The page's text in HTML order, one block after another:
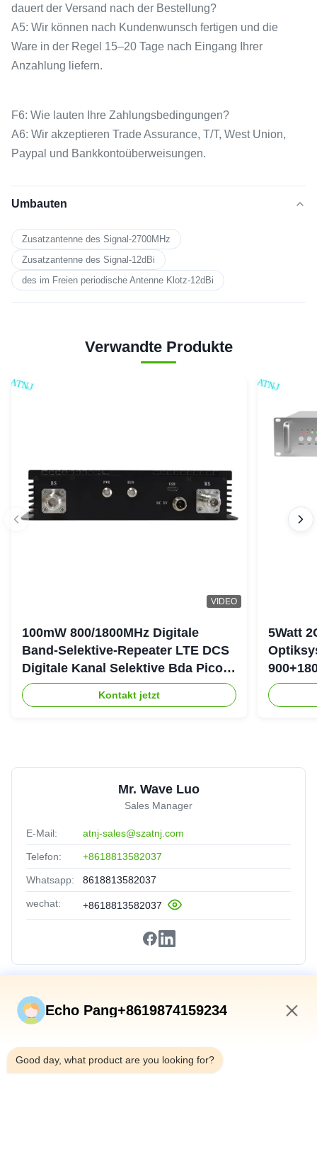
dauert der Versand nach der Bestellung?
A5: Wir können nach Kundenwunsch fertigen und die
Ware in der Regel 15–20 Tage nach Eingang Ihrer
Anzahlung liefern.
F6: Wie lauten Ihre Zahlungsbedingungen?
A6: Wir akzeptieren Trade Assurance, T/T, West Union,
Paypal und Bankkontoüberweisungen.
Umbauten
Zusatzantenne des Signal-2700MHz
Zusatzantenne des Signal-12dBi
des im Freien periodische Antenne Klotz-12dBi
Verwandte Produkte
VIDEO
100mW 800/1800MHz Digitale
Band-Selektive-Repeater LTE DCS
Digitale Kanal Selektive Bda Pico-
Repeater
Kontakt jetzt
5Watt
DAS-
Mr. Wave Luo
Sales Manager
E-Mail: atnj-sales@szatnj.com
Telefon: +8618813582037
Whatsapp: 8618813582037
wechat: +8618813582037
Schnelle Verbindungen
Produkte
Über Uns
Echo Pang+8619874159234
Good day, what product are you looking for?